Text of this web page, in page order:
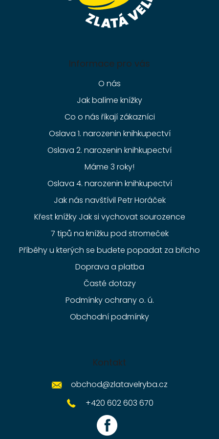
Informace pro vás
O nás
Jak balíme knížky
Co o nás říkají zákazníci
Oslava 1. narozenin knihkupectví
Oslava 2. narozenin knihkupectví
Máme 3 roky!
Oslava 4. narozenin knihkupectví
Jak nás navštívil Petr Horáček
Křest knížky Jak si vychovat sourozence
7 tipů na knížku pod stromeček
Příběhy u kterých se budete popadat za břicho
Doprava a platba
Časté dotazy
Podmínky ochrany o. ú.
Obchodní podmínky
Kontakt
obchod@zlatavelryba.cz
+420 602 603 670